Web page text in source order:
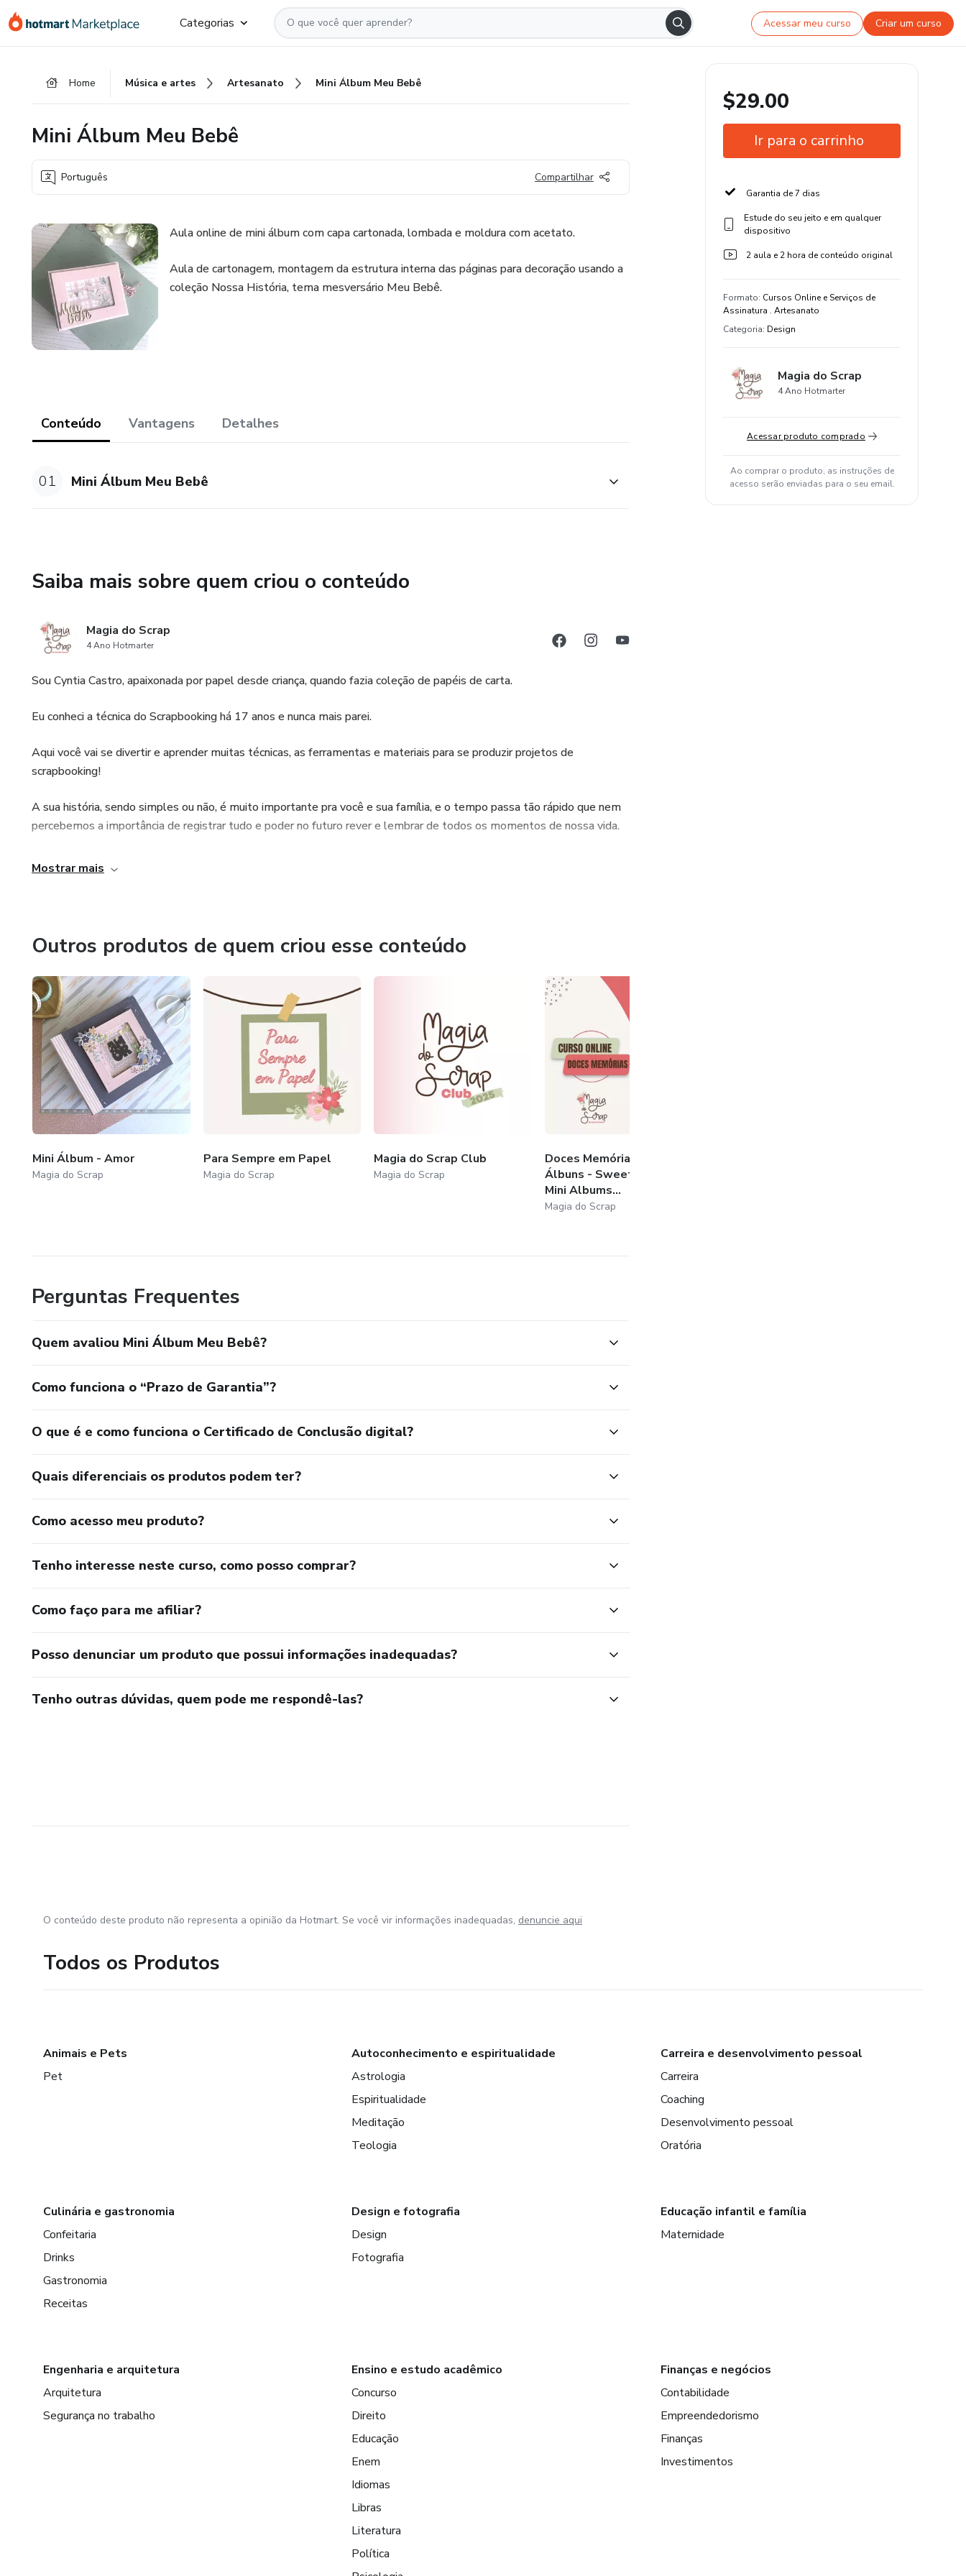
para
para
para
Categorias Acessar meu curso Criar um curso
Home Música e artes Artesanato Mini Álbum Meu Bebê
Mini Álbum Meu Bebê
Português Compartilhar
Aula online de mini álbum com capa cartonada, lombada e moldura com acetato.
Aula de cartonagem, montagem da estrutura interna das páginas para decoração usando a
coleção Nossa História, tema mesversário Meu Bebê.
Conteúdo Vantagens Detalhes
01 Mini Álbum Meu Bebê
Saiba mais sobre quem criou o conteúdo
Magia do Scrap
4 Ano Hotmarter
Sou Cyntia Castro, apaixonada por papel desde criança, quando fazia coleção de papéis de carta.
Eu conheci a técnica do Scrapbooking há 17 anos e nunca mais parei.
Aqui você vai se divertir e aprender muitas técnicas, as ferramentas e materiais para se produzir projetos de
scrapbooking!
A sua história, sendo simples ou não, é muito importante pra você e sua família, e o tempo passa tão rápido que nem
percebemos a importância de registrar tudo e poder no futuro rever e lembrar de todos os momentos de nossa vida.
Através do scrapbooking, conseguimos documentar os pequenos detalhes da nossa vida, e podemos fazer isso
Mostrar mais
Outros produtos de quem criou esse conteúdo
Mini Álbum - Amor
Magia do Scrap
Para Sempre em Papel
Magia do Scrap
Magia do Scrap Club
Magia do Scrap
Doces Memórias - Mini
Álbuns - Sweet Memories -
Mini Albums...
Magia do Scrap
Perguntas Frequentes
Quem avaliou Mini Álbum Meu Bebê?
Como funciona o “Prazo de Garantia”?
O que é e como funciona o Certificado de Conclusão digital?
Quais diferenciais os produtos podem ter?
Como acesso meu produto?
Tenho interesse neste curso, como posso comprar?
Como faço para me afiliar?
Posso denunciar um produto que possui informações inadequadas?
Tenho outras dúvidas, quem pode me respondê-las?
$29.00
Ir para o carrinho
Garantia de 7 dias
Estude do seu jeito e em qualquer
dispositivo
2 aula e 2 hora de conteúdo original
Formato: Cursos Online e Serviços de
Assinatura . Artesanato
Categoria: Design
Magia do Scrap
4 Ano Hotmarter
Acessar produto comprado
Ao comprar o produto, as instruções de
acesso serão enviadas para o seu email.
O conteúdo deste produto não representa a opinião da Hotmart. Se você vir informações inadequadas, denuncie aqui
Todos os Produtos
Animais e Pets
Pet
Autoconhecimento e espiritualidade
Astrologia
Espiritualidade
Meditação
Teologia
Carreira e desenvolvimento pessoal
Carreira
Coaching
Desenvolvimento pessoal
Oratória
Culinária e gastronomia
Confeitaria
Drinks
Gastronomia
Receitas
Design e fotografia
Design
Fotografia
Educação infantil e família
Maternidade
Engenharia e arquitetura
Arquitetura
Segurança no trabalho
Ensino e estudo acadêmico
Concurso
Direito
Educação
Enem
Idiomas
Libras
Literatura
Política
Finanças e negócios
Contabilidade
Empreendedorismo
Finanças
Investimentos